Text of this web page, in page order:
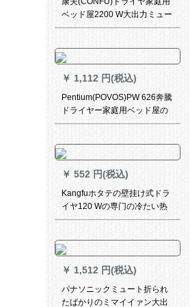
ベッド屋2200 W大出力ミュー
トドライヤKF-3098
￥ 1,112 円(税込)
Pentium(POVOS)PW 626奔騰
ドライヤー家庭用ベッド屋の
大出力はマイナオーラを怪我
￥ 552 円(税込)
Kangfuホタテの壁挂け式ドラ
イヤ120 Wの専门の冷たい热
风の家庭のドライヤミュート
のレベアープはコンセトを持
ちます。
￥ 1,512 円(税込)
パナソニックミュート折られ
たばかりのミマイイァン大出